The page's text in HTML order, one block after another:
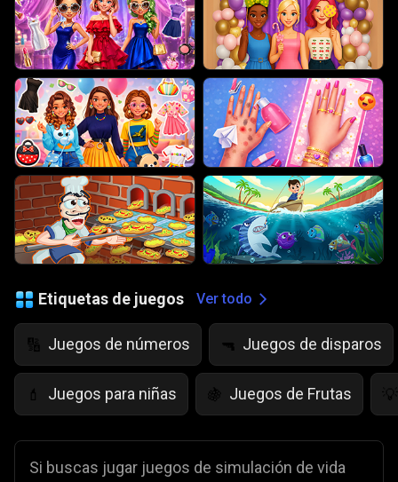
Etiquetas de juegos Ver todo
🔢 Juegos de números 🔫 Juegos de disparos
💄 Juegos para niñas 🍇 Juegos de Frutas 💡
Si buscas jugar juegos de simulación de vida